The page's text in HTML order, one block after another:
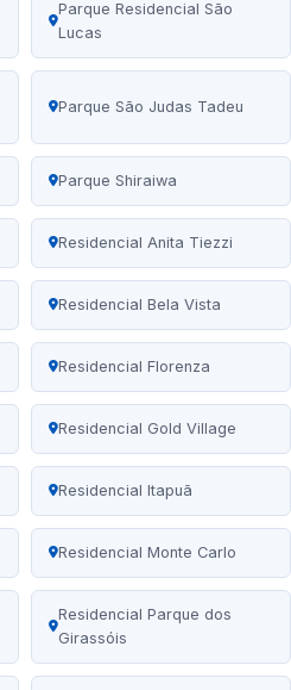
Parque Residencial São
Lucas
Parque São Judas Tadeu
Parque Shiraiwa
Residencial Anita Tiezzi
Residencial Bela Vista
Residencial Florenza
Residencial Gold Village
Residencial Itapuã
Residencial Monte Carlo
Residencial Parque dos
Girassóis